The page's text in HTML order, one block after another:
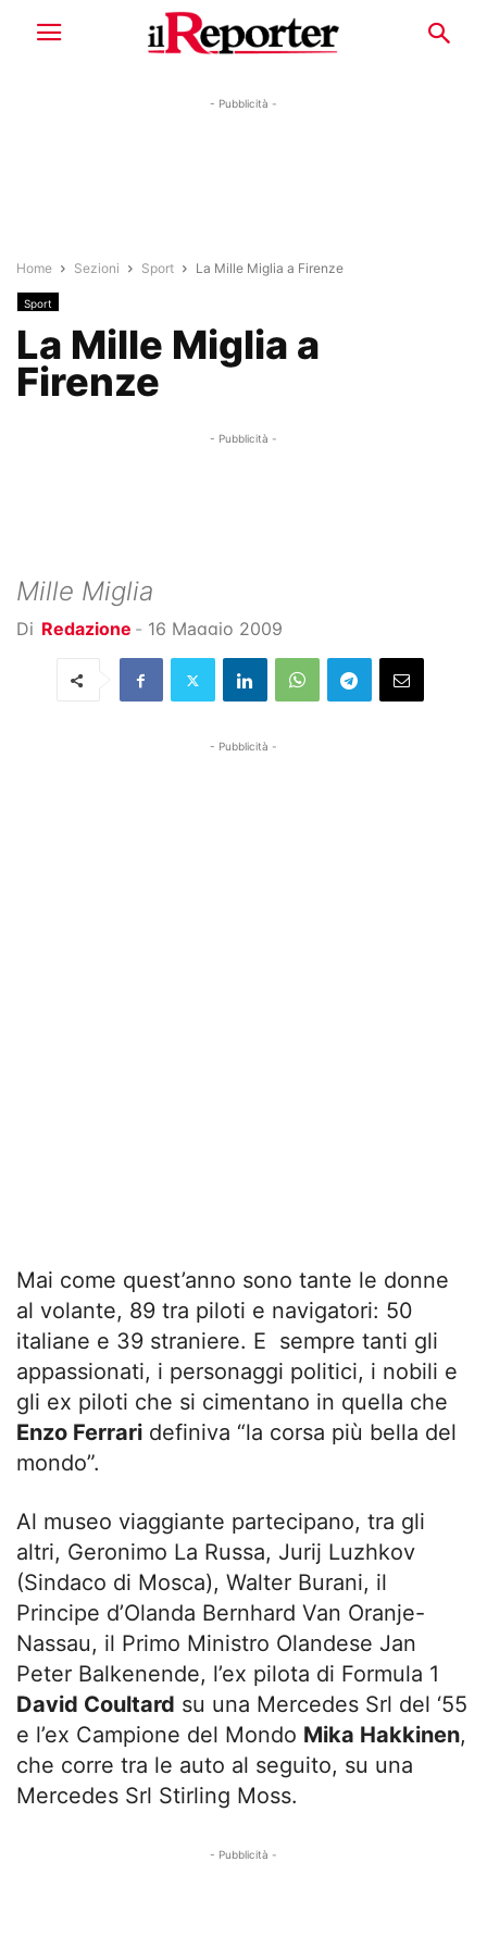
- Pubblicità -
Home Sezioni Sport La Mille Miglia a Firenze
Sport
La Mille Miglia a
Firenze
- Pubblicità -
Mille Miglia
Di Redazione - 16 Maggio 2009
- Pubblicità -
Mai come quest’anno sono tante le donne
al volante, 89 tra piloti e navigatori: 50
italiane e 39 straniere. E sempre tanti gli
appassionati, i personaggi politici, i nobili e
gli ex piloti che si cimentano in quella che
Enzo Ferrari definiva “la corsa più bella del
mondo”.
Al museo viaggiante partecipano, tra gli
altri, Geronimo La Russa, Jurij Luzhkov
(Sindaco di Mosca), Walter Burani, il
Principe d’Olanda Bernhard Van Oranje-
Nassau, il Primo Ministro Olandese Jan
Peter Balkenende, l’ex pilota di Formula 1
David Coultard su una Mercedes Srl del ‘55
e l’ex Campione del Mondo Mika Hakkinen,
che corre tra le auto al seguito, su una
Mercedes Srl Stirling Moss.
- Pubblicità -